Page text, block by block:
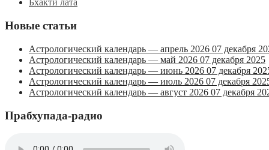
Бхакти лата
Новые статьи
Астрологический календарь — апрель 2026 07 декабря
Астрологический календарь — май 2026 07 декабря 2025
Астрологический календарь — июнь 2026 07 декабря
Астрологический календарь — июль 2026 07 декабря
Астрологический календарь — август 2026 07 декабря
Прабхупада-радио